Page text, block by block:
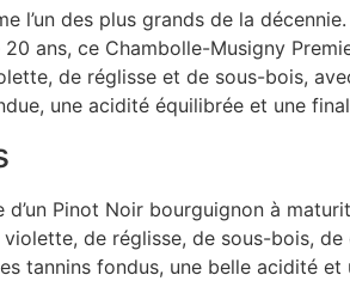
l’un des plus grands de la
ans, ce Chambolle-Musigny
de réglisse et de sous-bois,
une acidité équilibrée et une
Pinot Noir bourguignon à
de réglisse, de sous-bois,
tannins fondus, une belle acidité